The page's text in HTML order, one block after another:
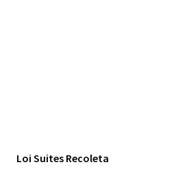
Loi Suites Recoleta